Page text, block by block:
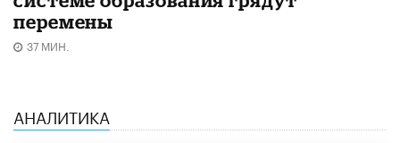
перемены
37 МИН.
АНАЛИТИКА